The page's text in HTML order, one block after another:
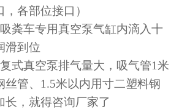
各部位接口）
粪车专用真空泵气缸内滴入十
滑到位
式真空泵排气量大，吸气管1米
丝管、1.5米以内用寸二塑料钢
长，就得咨询厂家了